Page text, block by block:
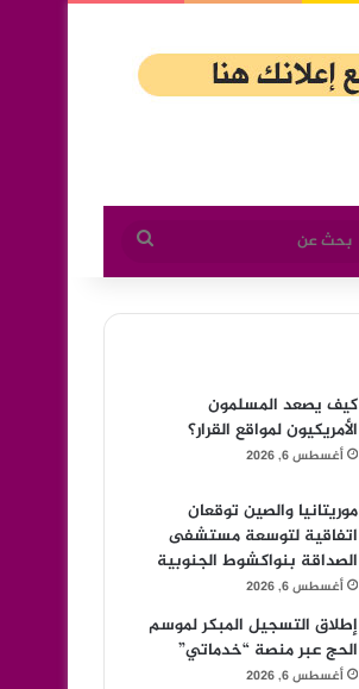
بحث
عن
كيف يصعد المسلمون
الأمريكيون لمواقع القرار؟
أغسطس 6, 2026
موريتانيا والصين توقعان
اتفاقية لتوسعة مستشفى
الصداقة بنواكشوط الجنوبية
أغسطس 6, 2026
إطلاق التسجيل المبكر لموسم
الحج عبر منصة “خدماتي”
أغسطس 6, 2026